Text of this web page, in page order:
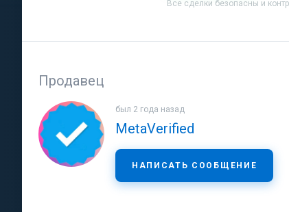
Все сделки безопасны и
Продавец
был 2 года назад
MetaVerified
НАПИСАТЬ СООБЩЕНИЕ